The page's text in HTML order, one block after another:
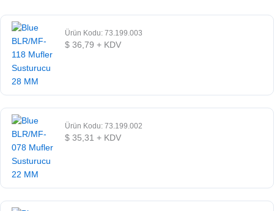
Ürün Kodu: 73.199.003
$ 36,79 + KDV
Ürün Kodu: 73.199.002
$ 35,31 + KDV